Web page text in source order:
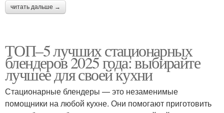
читать дальше →
ТОП–5 лучших стационарных
блендеров 2025 года: выбирайте
лучшее для своей кухни
Стационарные блендеры — это незаменимые
помощники на любой кухне. Они помогают приготовить